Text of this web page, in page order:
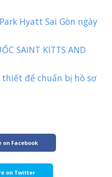
Hyatt Sai Gòn ngày
SAINT KITTS AND
để chuẩn bị hồ sơ
on Facebook
on Twitter